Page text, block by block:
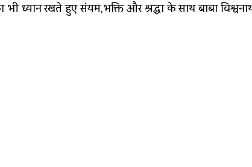
ध्यान रखते हुए संयम,भक्ति और श्रद्धा के साथ बाबा